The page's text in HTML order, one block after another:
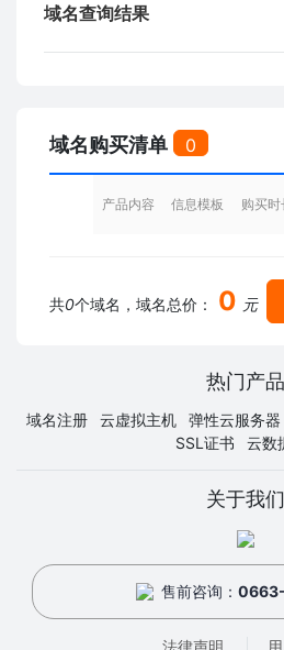
域名查询结果
域名购买清单 0
产品内容 信息模板 购买时
共0个域名，域名总价： 0 元
热门产品
域名注册 云虚拟主机 弹性云服务器
SSL证书
云数
关于我们
售前咨询：
法律声明